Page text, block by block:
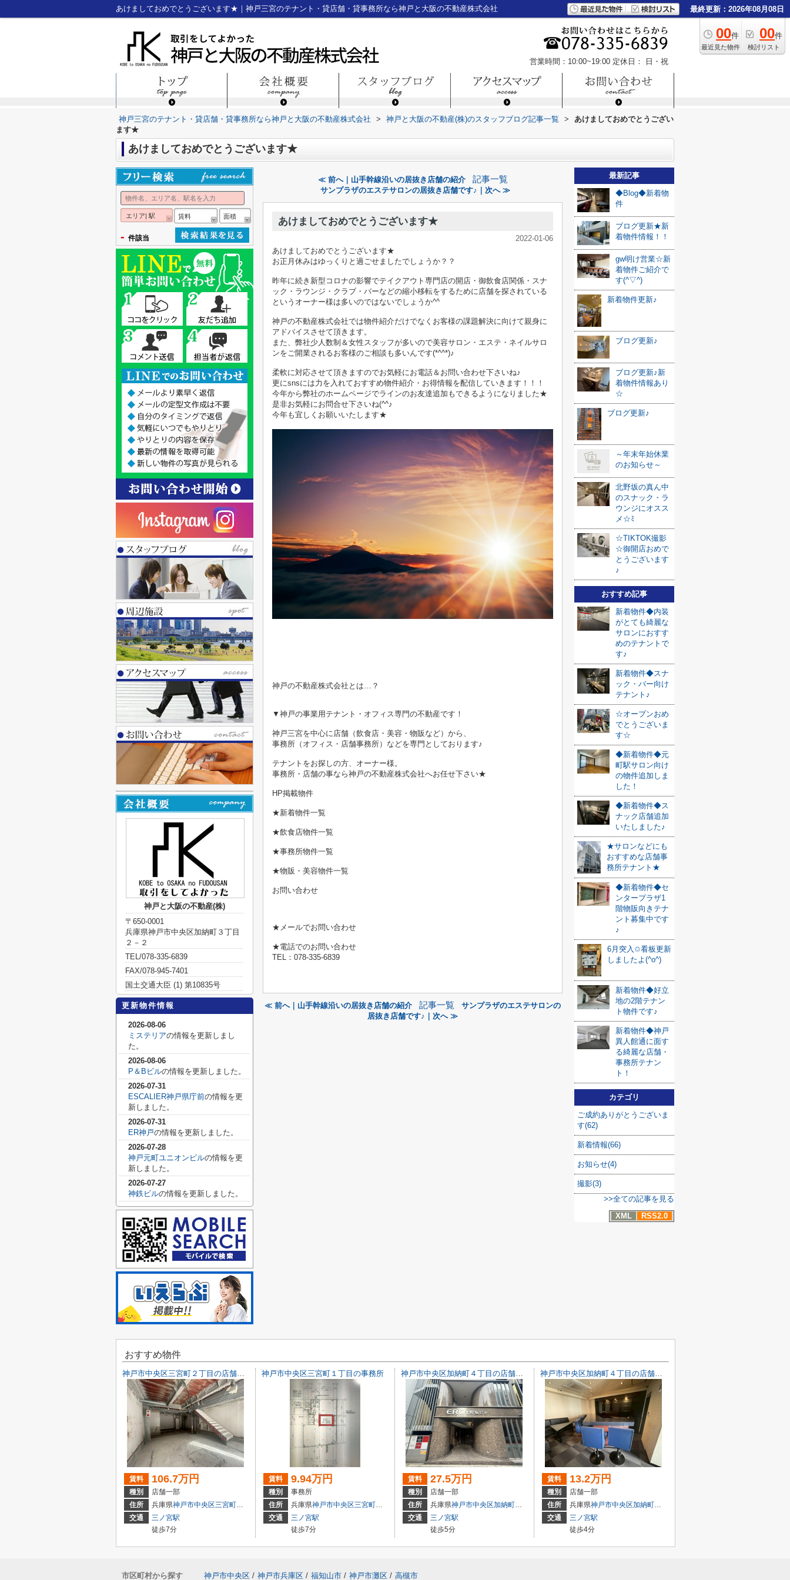
あけましておめでとうございます★｜神戸三宮のテナント・貸店舗・貸事務所なら神戸と大阪の不動産株式会社 最終更新：2026年08月08日
00件
最近見た物件
00件
検討リスト
営業時間：10:00~19:00 定休日： 日・祝
神戸三宮のテナント・貸店舗・貸事務所なら神戸と大阪の不動産株式会社 > 神戸と大阪の不動産(株)のスタッフブログ記事一覧 >
あけましておめでとうござい
ます★
あけましておめでとうございます★
≪ 前へ｜山手幹線沿いの居抜き店舗の紹介 記事一覧
サンプラザのエステサロンの居抜き店舗です♪｜次へ ≫
あけましておめでとうございます★
2022-01-06
あけましておめでとうございます★
お正月休みはゆっくりと過ごせましたでしょうか？？
昨年に続き新型コロナの影響でテイクアウト専門店の開店・御飲食店関係・スナ
ック・ラウンジ・クラブ・バーなどの縮小移転をするために店舗を探されている
というオーナー様は多いのではないでしょうか^^
神戸の不動産株式会社では物件紹介だけでなくお客様の課題解決に向けて親身に
アドバイスさせて頂きます。
また、弊社少人数制＆女性スタッフが多いので美容サロン・エステ・ネイルサロ
ンをご開業されるお客様のご相談も多いんです(*^^*)♪
柔軟に対応させて頂きますのでお気軽にお電話＆お問い合わせ下さいね♪
更にsnsには力を入れておすすめ物件紹介・お得情報を配信していきます！！！
今年から弊社のホームページでラインのお友達追加もできるようになりました★
是非お気軽にお問合せ下さいね(^^♪
今年も宜しくお願いいたします★
神戸の不動産株式会社とは…？
▼神戸の事業用テナント・オフィス専門の不動産です！
神戸三宮を中心に店舗（飲食店・美容・物販など）から、
事務所（オフィス・店舗事務所）などを専門としております♪
テナントをお探しの方、オーナー様。
事務所・店舗の事なら神戸の不動産株式会社へお任せ下さい★
HP掲載物件
★新着物件一覧
★飲食店物件一覧
★事務所物件一覧
★物販・美容物件一覧
お問い合わせ
★メールでお問い合わせ
★電話でのお問い合わせ
TEL：078-335-6839
≪ 前へ｜山手幹線沿いの居抜き店舗の紹介 記事一覧
サンプラザのエステサロンの
居抜き店舗です♪｜次へ ≫
最新記事
◆Blog◆新着物
件
ブログ更新★新
着物件情報！！
gw明け営業☆新
着物件ご紹介で
す(^▽^)
新着物件更新♪
ブログ更新♪
ブログ更新♪新
着物件情報あり
☆
ブログ更新♪
～年末年始休業
のお知らせ～
北野坂の真ん中
のスナック・ラ
ウンジにオスス
メ☆ﾐ
☆TIKTOK撮影
☆御開店おめで
とうございます
♪
おすすめ記事
新着物件◆内装
がとても綺麗な
サロンにおすす
めのテナントで
す♪
新着物件◆スナ
ック・バー向け
テナント♪
☆オープンおめ
でとうございま
す☆
◆新着物件◆元
町駅サロン向け
の物件追加しま
した！
◆新着物件◆ス
ナック店舗追加
いたしました♪
★サロンなどにも
おすすめな店舗事
務所テナント★
◆新着物件◆セ
ンタープラザ1
階物販向きテナ
ント募集中です
♪
6月突入✩看板更新
しましたよ(^o^)
新着物件◆好立
地の2階テナン
ト物件です♪
新着物件◆神戸
異人館通に面す
る綺麗な店舗・
事務所テナン
ト！
カテゴリ
ご成約ありがとうございま
す(62)
新着情報(66)
お知らせ(4)
撮影(3)
>>全ての記事を見る
XML
RSS2.0
エリア| 駅 賃料 面積
- 件該当
神戸と大阪の不動産(株)
〒650-0001
兵庫県神戸市中央区加納町３丁目
２－２
TEL/078-335-6839
FAX/078-945-7401
国土交通大臣 (1) 第10835号
更新物件情報
2026-08-06
ミステリアの情報を更新しまし
た。
2026-08-06
P＆Bビルの情報を更新しました。
2026-07-31
ESCALIER神戸県庁前の情報を更
新しました。
2026-07-31
ER神戸の情報を更新しました。
2026-07-28
神戸元町ユニオンビルの情報を更
新しました。
2026-07-27
神鉄ビルの情報を更新しました。
おすすめ物件
神戸市中央区三宮町２丁目の店舗一部
賃料 106.7万円
種別
店舗一部
住所
兵庫県神戸市中央区三宮町２丁目9-3
交通
三ノ宮駅
徒歩7分
神戸市中央区三宮町１丁目の事務所
賃料 9.94万円
種別
事務所
住所
兵庫県神戸市中央区三宮町１丁目
交通
三ノ宮駅
徒歩7分
神戸市中央区加納町４丁目の店舗一部
賃料 27.5万円
種別
店舗一部
住所
兵庫県神戸市中央区加納町４丁目7-8
交通
三ノ宮駅
徒歩5分
神戸市中央区加納町４丁目の店舗一部
賃料 13.2万円
種別
店舗一部
住所
兵庫県神戸市中央区加納町４丁目9-29
交通
三ノ宮駅
徒歩4分
市区町村から探す 神戸市中央区 / 神戸市兵庫区 / 福知山市 / 神戸市灘区 / 高槻市